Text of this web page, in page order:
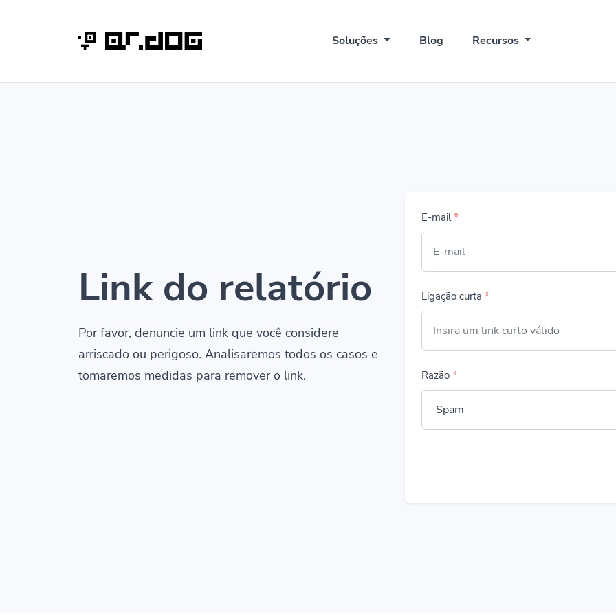
Soluções Blog Recursos
Link do relatório
Por favor, denuncie um link que você considere
arriscado ou perigoso. Analisaremos todos os casos e
tomaremos medidas para remover o link.
E-mail*
Ligação curta *
Razão *